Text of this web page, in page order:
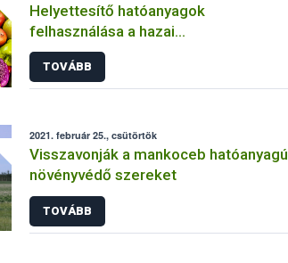
Helyettesítő hatóanyagok
felhasználása a hazai
növényvédelemben
TOVÁBB
2021. február 25., csütörtök
Visszavonják a mankoceb hatóanyagú
növényvédő szereket
TOVÁBB